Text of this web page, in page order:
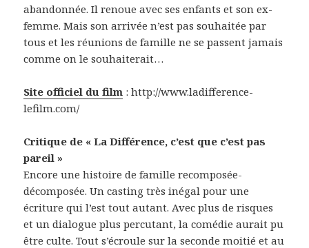
abandonnée. Il renoue avec ses enfants et son ex-
femme. Mais son arrivée n’est pas souhaitée par
tous et les réunions de famille ne se passent jamais
comme on le souhaiterait…
Site officiel du film : http://www.ladifference-
lefilm.com/
Critique de « La Différence, c’est que c’est pas
pareil »
Encore une histoire de famille recomposée-
décomposée. Un casting très inégal pour une
écriture qui l’est tout autant. Avec plus de risques
et un dialogue plus percutant, la comédie aurait pu
être culte. Tout s’écroule sur la seconde moitié et au